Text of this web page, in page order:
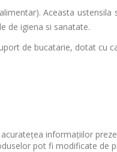
Aceasta
de igiena si sanatate.
de bucatarie, dotat cu
informațiilor
pot fi modificate de